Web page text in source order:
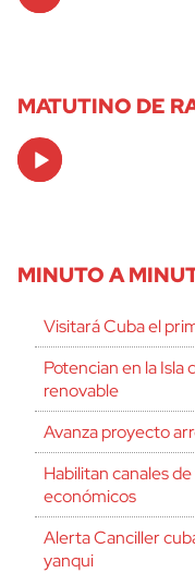
MATUTINO DE
Audio
Player
MINUTO A
Visitará Cuba el
Potencian en la
renovable
Avanza proyecto
Habilitan canales
económicos
Alerta Canciller
yanqui